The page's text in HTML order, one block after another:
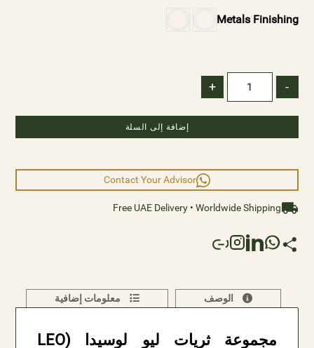
Metals Finishing
-
+
إضافة إلى السلة
Contact Your Advisor
Free UAE Delivery • Worldwide Shipping
الوصف معلومات إضافية
مجموعة ثريات ليو لوسيدا (LEO